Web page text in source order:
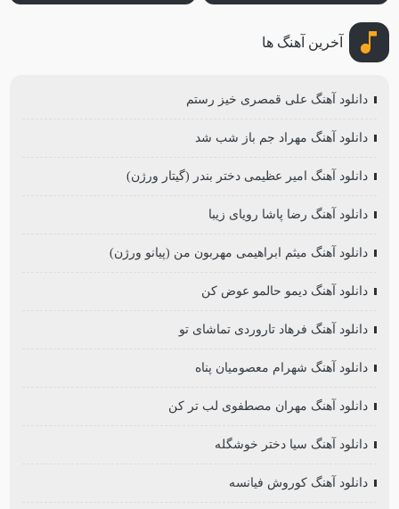
آخرین آهنگ ها
دانلود آهنگ علی قمصری خیز رستم
دانلود آهنگ مهراد جم باز شب شد
دانلود آهنگ امیر عظیمی دختر بندر (گیتار ورژن)
دانلود آهنگ رضا پاشا رویای زیبا
دانلود آهنگ میثم ابراهیمی مهربون من (پیانو ورژن)
دانلود آهنگ دیمو حالمو عوض کن
دانلود آهنگ فرهاد تاروردی تماشای تو
دانلود آهنگ شهرام معصومیان پناه
دانلود آهنگ مهران مصطفوی لب تر کن
دانلود آهنگ سیا دختر خوشگله
دانلود آهنگ کوروش فیانسه